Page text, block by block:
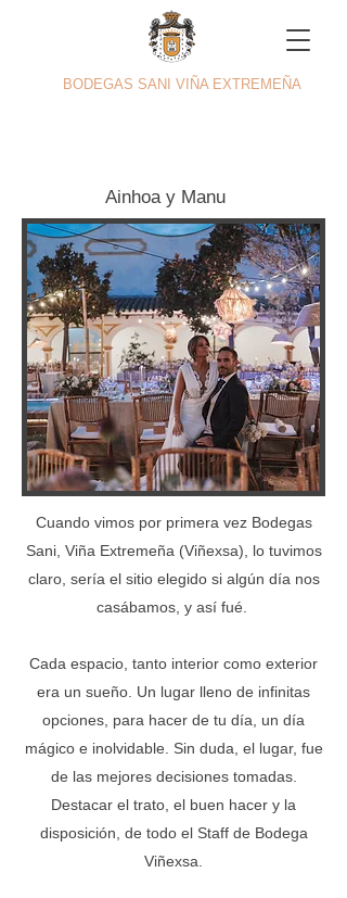
BODEGAS SANI VIÑA EXTREMEÑA
Ainhoa y Manu
Cuando vimos por primera vez Bodegas
Sani, Viña Extremeña (Viñexsa), lo tuvimos
claro, sería el sitio elegido si algún día nos
casábamos, y así fué.
Cada espacio, tanto interior como exterior
era un sueño. Un lugar lleno de infinitas
opciones, para hacer de tu día, un día
mágico e inolvidable. Sin duda, el lugar, fue
de las mejores decisiones tomadas.
Destacar el trato, el buen hacer y la
disposición, de todo el Staff de Bodega
Viñexsa.